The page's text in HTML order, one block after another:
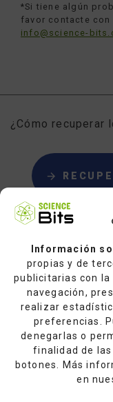
Información
propias y de
publicitarias con
navegación,
realizar
preferencias.
denegarlas o
finalidad de
botones. Más
en
*Si tiene algún
favor contacte con
info@science-
¿Cómo recuperar
Rellene el
Science Bits se
realizarle una